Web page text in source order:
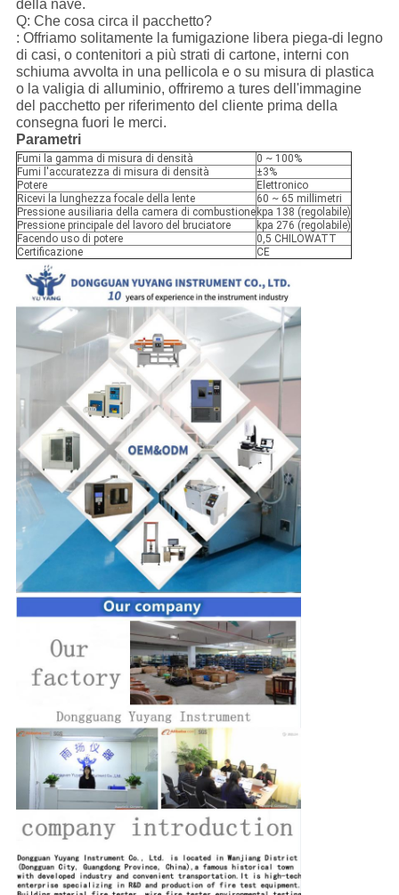
della nave.
Q: Che cosa circa il pacchetto?
: Offriamo solitamente la fumigazione libera piega-di legno
di casi, o contenitori a più strati di cartone, interni con
schiuma avvolta in una pellicola e o su misura di plastica
o la valigia di alluminio, offriremo a tures dell'immagine
del pacchetto per riferimento del cliente prima della
consegna fuori le merci.
Parametri
Fumi la gamma di misura di densità
0 ~ 100%
Fumi l'accuratezza di misura di densità
±3%
Potere
Elettronico
Ricevi la lunghezza focale della lente
60 ~ 65 millimetri
Pressione ausiliaria della camera di combustione kpa 138 (regolabile)
Pressione principale del lavoro del bruciatore
kpa 276 (regolabile)
Facendo uso di potere
0,5 CHILOWATT
Certificazione
CE